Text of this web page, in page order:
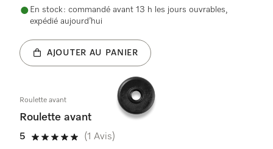
En stock : commandé avant 13 h les jours ouvrables,
expédié aujourd’hui
AJOUTER AU PANIER
Roulette avant
Roulette avant
5
5 étoiles sur 5
(1 Avis)